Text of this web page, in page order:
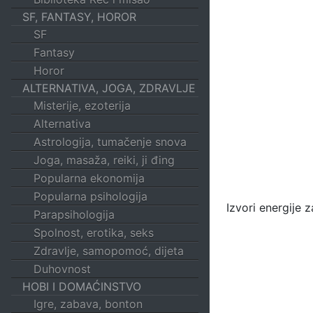
SF, FANTASY, HOROR
SF
Fantasy
Horor
ALTERNATIVA, JOGA, ZDRAVLJE
Misterije, ezoterija
Alternativa
Astrologija, tumačenje snova
Joga, masaža, reiki, ji đing
Popularna ekonomija
Popularna psihologija
Parapsihologija
Spolnost, erotika, seks
Zdravlje, samopomoć, dijeta
Duhovnost
HOBI I DOMAĆINSTVO
Igre, zabava, bonton
Izvori energije